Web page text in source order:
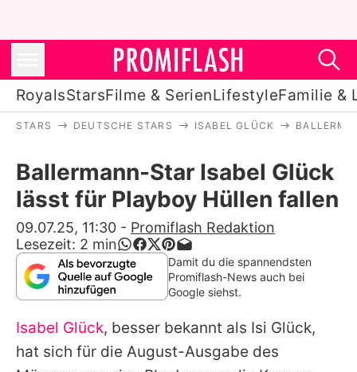
RoyalsStarsFilme & SerienLifestyleFamilie &
Stars
Filme & Serien
Lifestyle
Familie & Liebe
Alle Themen auf Promiflash
STARS DEUTSCHE STARS ISABEL GLÜCK
Ballermann-Star Isabel Glück
lässt für Playboy Hüllen fallen
09.07.25, 11:30 - Promiflash Redaktion
Lesezeit: 2 min
Damit du die spannendsten
Promiflash-News auch bei
Google siehst.
Isabel Glück, besser bekannt als Isi Glück,
hat sich für die August-Ausgabe des